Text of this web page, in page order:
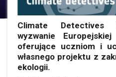
Climate Detectives
wyzwanie
oferujące uczniom i
własnego projektu z
ekologii.